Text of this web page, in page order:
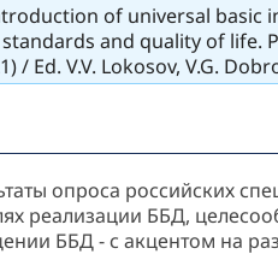
of universal
and quality of life.
Ed. V.V. Lokosov, V.G.
опроса российских
реализации ББД,
ББД - с акцентом на